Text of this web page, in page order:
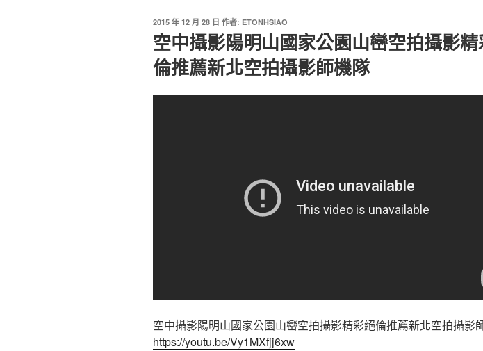
2015 年 12 月 28 日 作者: ETONHSIAO
空中攝影陽明山國家公園山巒空拍攝影
倫推薦新北空拍攝影師機隊
空中攝影陽明山國家公園山巒空拍攝影精彩絕倫推薦新北空拍攝影
https://youtu.be/Vy1MXfjj6xw